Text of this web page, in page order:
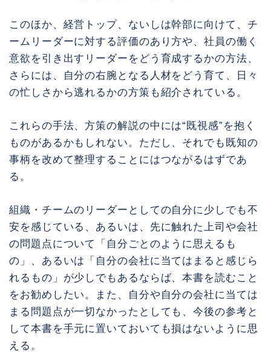
このほか、経営トップ、ないしは幹部に向けて、チ
ームリーダーに対する評価のあり方や、社員の働く
意欲を引き出すリーダーをどう育成するかの方法、
さらには、自分の右腕となる人材をどう育て、日々
の忙しさから逃れるかの方策も紹介されている。
これらの手法、方策の解説の中には“既視感”を抱く
ものがあるかもしれない。ただし、それでも既知の
事柄を改めて整理することにはつながるはずであ
る。
組織・チームのリーダーとしての自分に少しでも不
安を感じている、あるいは、先に触れた上司や会社
の問題点について「自分ごとのように思えるも
の」、あるいは「自分の会社に当てはまると感じら
れるもの」が少しでもあるならば、本書を読むこと
をお勧めしたい。また、自分や自分の会社に当ては
まる問題点が一切なかったとしても、今後の参考と
して本書を手元に置いておいても損はないように思
える。